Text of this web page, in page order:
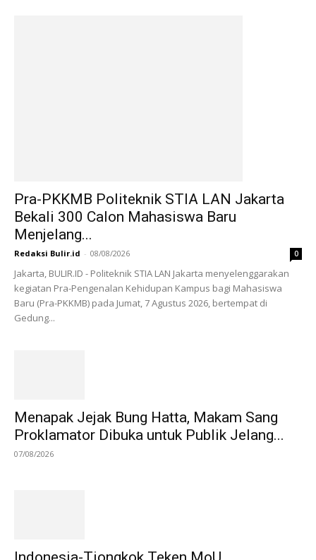
Pra-PKKMB Politeknik STIA LAN Jakarta
Bekali 300 Calon Mahasiswa Baru
Menjelang...
Redaksi Bulir.id - 08/08/2026 0
Jakarta, BULIR.ID - Politeknik STIA LAN Jakarta menyelenggarakan
kegiatan Pra-Pengenalan Kehidupan Kampus bagi Mahasiswa
Baru (Pra-PKKMB) pada Jumat, 7 Agustus 2026, bertempat di
Gedung...
Menapak Jejak Bung Hatta, Makam Sang
Proklamator Dibuka untuk Publik Jelang...
07/08/2026